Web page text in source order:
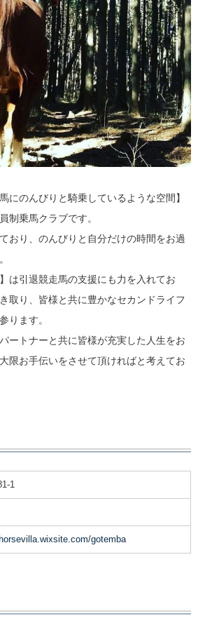
にのんびりと騎乗しているような空間】
制乗馬クラブです。
おり、のんびりと自分だけの時間をお過
は引退競走馬の支援にも力を入れてお
取り、皆様と共に豊かなセカンドライフ
ります。
ートナーと共に皆様が充実した人生をお
限お手伝いをさせて頂ければと考えてお
1
gotemba